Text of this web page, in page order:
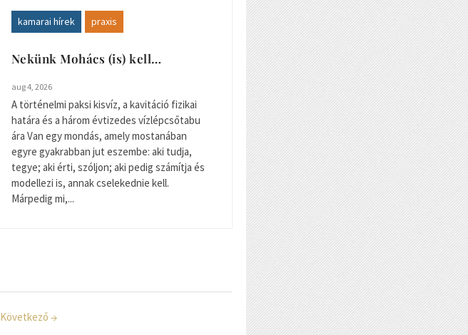
kamarai hírek praxis
Nekünk Mohács (is) kell…
aug 4, 2026
A történelmi paksi kisvíz, a kavitáció fizikai
határa és a három évtizedes vízlépcsőtabu
ára Van egy mondás, amely mostanában
egyre gyakrabban jut eszembe: aki tudja,
tegye; aki érti, szóljon; aki pedig számítja és
modellezi is, annak cselekednie kell.
Márpedig mi,...
Következő →